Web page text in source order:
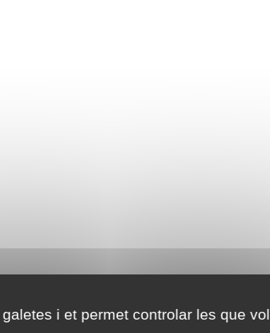
i et permet controlar les que